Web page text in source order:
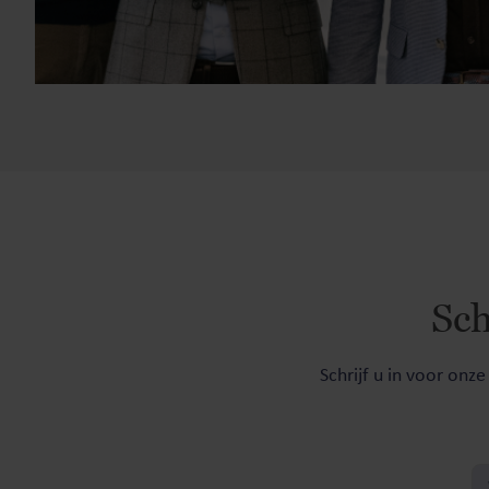
Schrijf u in voor